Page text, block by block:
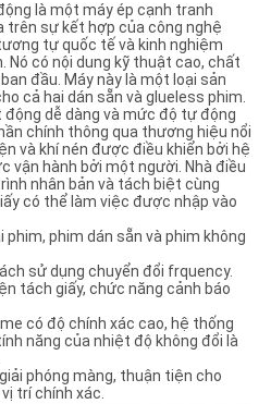
là một máy ép cạnh tranh
sự kết hợp của công nghệ
tự quốc tế và kinh nghiệm
Nó có nội dung kỹ thuật cao, chất
đầu. Máy này là một loại sản
cả hai dán sẵn và glueless phim.
động dễ dàng và mức độ tự động
chính thông qua thương hiệu nổi
và khí nén được điều khiển bởi hệ
vận hành bởi một người. Nhà điều
nhân bản và tách biệt cùng
có thể làm việc được nhập vào
phim, phim dán sẵn và phim không
sử dụng chuyển đổi frquency.
tách giấy, chức năng cảnh báo
có độ chính xác cao, hệ thống
năng của nhiệt độ không đổi là
phóng màng, thuận tiện cho
trí chính xác.